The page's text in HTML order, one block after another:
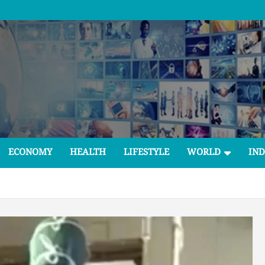
ECONOMY HEALTH LIFESTYLE WORLD